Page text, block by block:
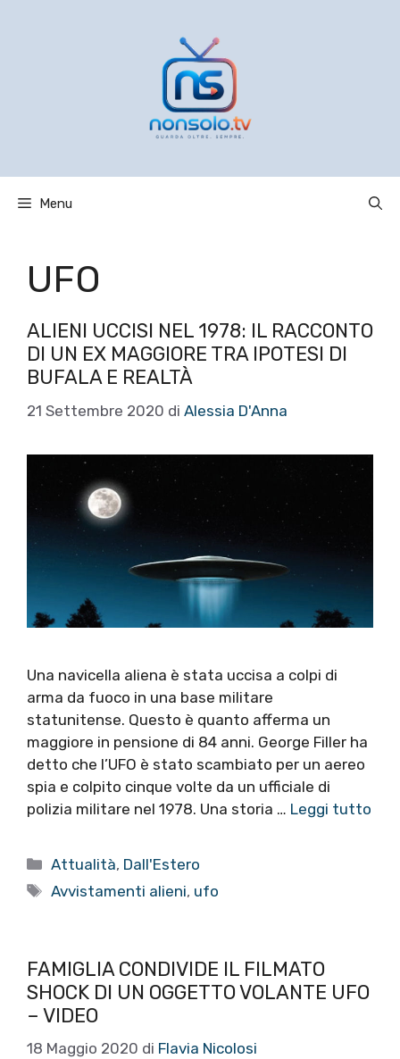
Menu
UFO
ALIENI UCCISI NEL 1978: IL RACCONTO
DI UN EX MAGGIORE TRA IPOTESI DI
BUFALA E REALTÀ
21 Settembre 2020 di Alessia D'Anna
Una navicella aliena è stata uccisa a colpi di
arma da fuoco in una base militare
statunitense. Questo è quanto afferma un
maggiore in pensione di 84 anni. George Filler ha
detto che l’UFO è stato scambiato per un aereo
spia e colpito cinque volte da un ufficiale di
polizia militare nel 1978. Una storia … Leggi tutto
Categorie
Attualità, Dall'Estero
Tag
Avvistamenti alieni, ufo
FAMIGLIA CONDIVIDE IL FILMATO
SHOCK DI UN OGGETTO VOLANTE UFO
– VIDEO
18 Maggio 2020 di Flavia Nicolosi